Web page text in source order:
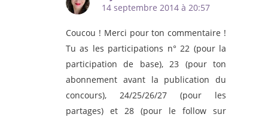
14 septembre 2014 à 20:57
Coucou ! Merci pour ton commentaire !
Tu as les participations n° 22 (pour la
participation de base), 23 (pour ton
abonnement avant la publication du
concours), 24/25/26/27 (pour les
partages) et 28 (pour le follow sur